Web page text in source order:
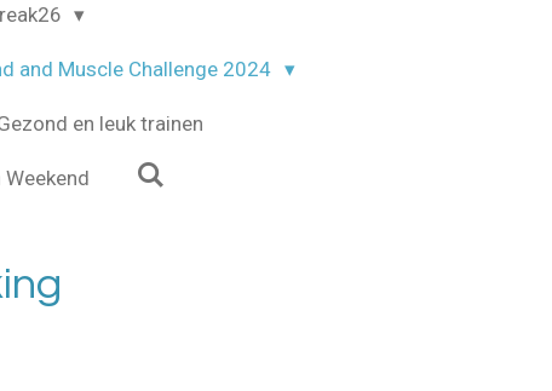
and Muscle Challenge 2024
en leuk trainen